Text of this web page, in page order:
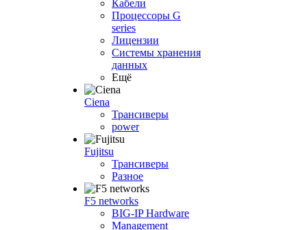
Кабели
Процессоры G
series
Лицензии
Системы хранения
данных
Ещё
Ciena
Трансиверы
power
Fujitsu
Трансиверы
Разное
F5 networks
BIG-IP Hardware
Management